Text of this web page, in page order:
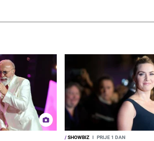
/SHOWBIZ I PRIJE 1 DAN